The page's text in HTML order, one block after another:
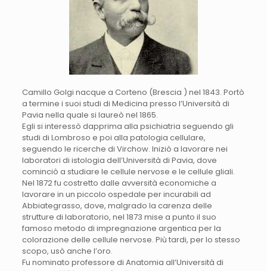
Camillo Golgi nacque a Corteno (Brescia ) nel 1843. Portò
a termine i suoi studi di Medicina presso l’Università di
Pavia nella quale si laureò nel 1865.
Egli si interessò dapprima alla psichiatria seguendo gli
studi di Lombroso e poi alla patologia cellulare,
seguendo le ricerche di Virchow. Iniziò a lavorare nei
laboratori di istologia dell’Università di Pavia, dove
cominciò a studiare le cellule nervose e le cellule gliali.
Nel 1872 fu costretto dalle avversità economiche a
lavorare in un piccolo ospedale per incurabili ad
Abbiategrasso, dove, malgrado la carenza delle
strutture di laboratorio, nel 1873 mise a punto il suo
famoso metodo di impregnazione argentica per la
colorazione delle cellule nervose. Più tardi, per lo stesso
scopo, usò anche l’oro.
Fu nominato professore di Anatomia all’Università di